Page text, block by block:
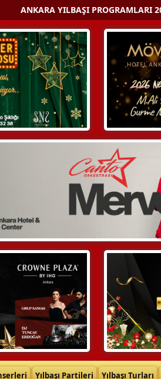
ANKARA YILBAŞI PROGRAMLARI
Yılbaşı Partileri Yılbaşı Turları